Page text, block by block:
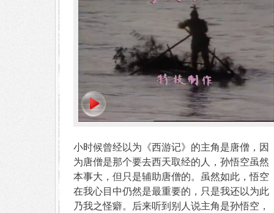
小时候曾经以为《西游记》的主角是唐僧，因
为唐僧是那个要去西天取经的人，孙悟空虽然
本事大，但只是辅助唐僧的。虽然如此，悟空
在我心目中仍然是最重要的，只是我还以为此
乃我之怪癖。后来听到别人说主角是孙悟空，